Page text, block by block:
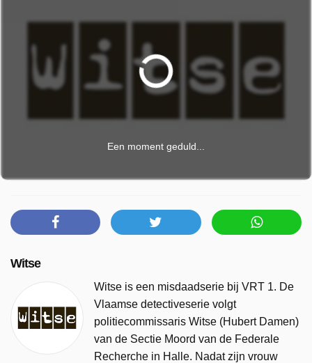
Een moment geduld...
Witse
Witse is een misdaadserie bij VRT 1. De
Vlaamse detectiveserie volgt
politiecommissaris Witse (Hubert Damen)
van de Sectie Moord van de Federale
Recherche in Halle. Nadat zijn vrouw